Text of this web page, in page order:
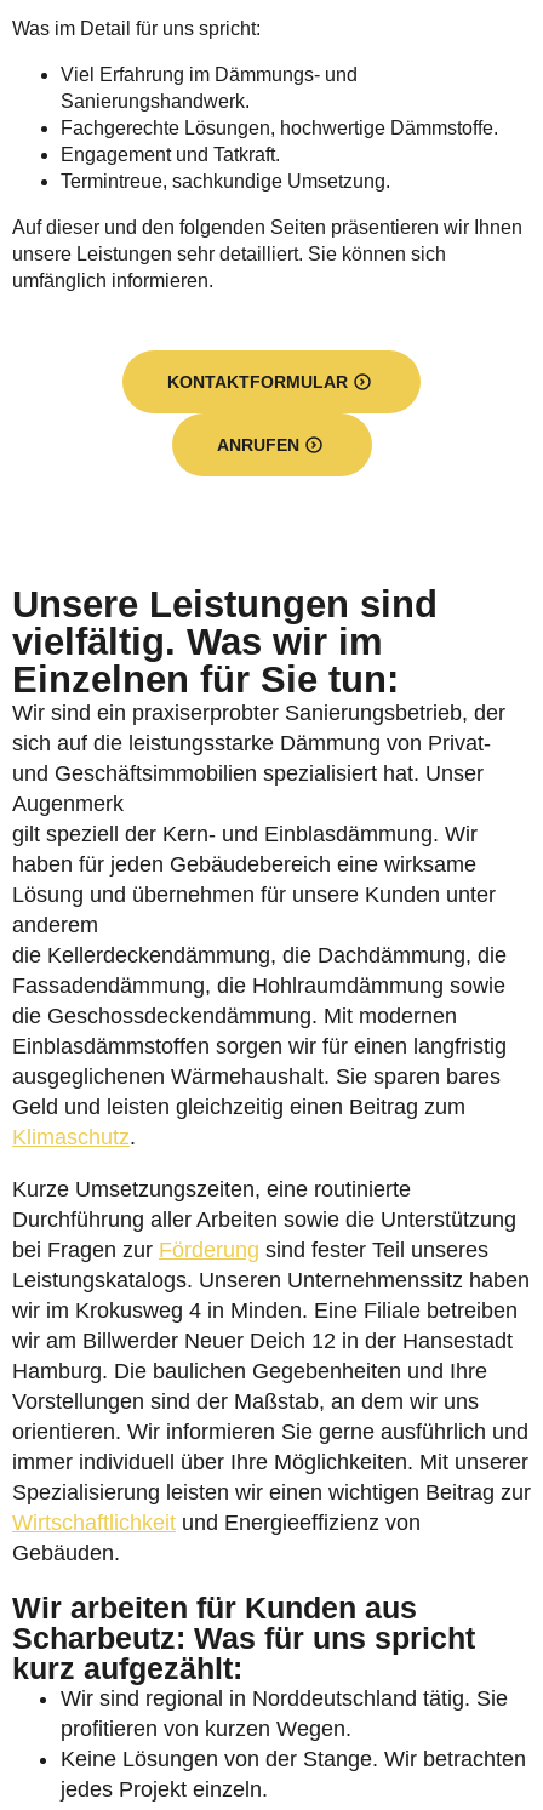
Was im Detail für uns spricht:
Viel Erfahrung im Dämmungs- und
Sanierungshandwerk.
Fachgerechte Lösungen, hochwertige Dämmstoffe.
Engagement und Tatkraft.
Termintreue, sachkundige Umsetzung.
Auf dieser und den folgenden Seiten präsentieren wir Ihnen
unsere Leistungen sehr detailliert. Sie können sich
umfänglich informieren.
KONTAKTFORMULAR
ANRUFEN
Unsere Leistungen sind
vielfältig. Was wir im
Einzelnen für Sie tun:
Wir sind ein praxiserprobter Sanierungsbetrieb, der
sich auf die leistungsstarke Dämmung von Privat-
und Geschäftsimmobilien spezialisiert hat. Unser
Augenmerk
gilt speziell der Kern- und Einblasdämmung. Wir
haben für jeden Gebäudebereich eine wirksame
Lösung und übernehmen für unsere Kunden unter
anderem
die Kellerdeckendämmung, die Dachdämmung, die
Fassadendämmung, die Hohlraumdämmung sowie
die Geschossdeckendämmung. Mit modernen
Einblasdämmstoffen sorgen wir für einen langfristig
ausgeglichenen Wärmehaushalt. Sie sparen bares
Geld und leisten gleichzeitig einen Beitrag zum
Klimaschutz.
Kurze Umsetzungszeiten, eine routinierte
Durchführung aller Arbeiten sowie die Unterstützung
bei Fragen zur Förderung sind fester Teil unseres
Leistungskatalogs. Unseren Unternehmenssitz haben
wir im Krokusweg 4 in Minden. Eine Filiale betreiben
wir am Billwerder Neuer Deich 12 in der Hansestadt
Hamburg. Die baulichen Gegebenheiten und Ihre
Vorstellungen sind der Maßstab, an dem wir uns
orientieren. Wir informieren Sie gerne ausführlich und
immer individuell über Ihre Möglichkeiten. Mit unserer
Spezialisierung leisten wir einen wichtigen Beitrag zur
Wirtschaftlichkeit und Energieeffizienz von
Gebäuden.
Wir arbeiten für Kunden aus
Scharbeutz: Was für uns spricht
kurz aufgezählt:
Wir sind regional in Norddeutschland tätig. Sie
profitieren von kurzen Wegen.
Keine Lösungen von der Stange. Wir betrachten
jedes Projekt einzeln.